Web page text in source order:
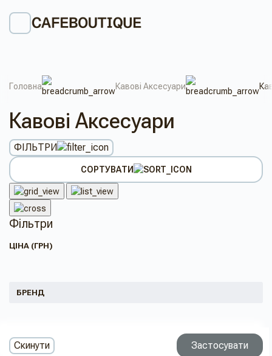
Головна Кавові Аксесуари
Кавові Аксесуари
ФІЛЬТРИ
СОРТУВАТИ
Фільтри
ЦІНА (ГРН)
БРЕНД
Скинути Застосувати